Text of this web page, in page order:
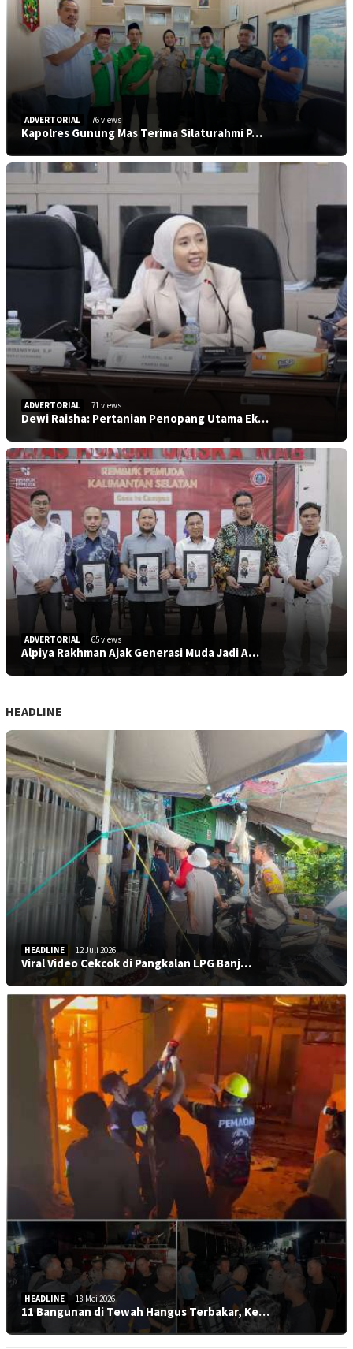
ADVERTORIAL 76 views
Kapolres Gunung Mas Terima Silaturahmi P…
ADVERTORIAL 71 views
Dewi Raisha: Pertanian Penopang Utama Ek…
ADVERTORIAL 65 views
Alpiya Rakhman Ajak Generasi Muda Jadi A…
HEADLINE
HEADLINE 12 Juli 2026
Viral Video Cekcok di Pangkalan LPG Banj…
HEADLINE 18 Mei 2026
11 Bangunan di Tewah Hangus Terbakar, Ke…